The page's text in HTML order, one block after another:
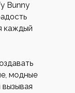
Bunny
каждый
модные